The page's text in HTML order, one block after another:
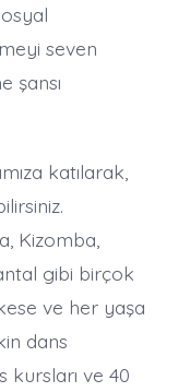
seven
şansı
katılarak,
Kizomba,
gibi birçok
ve her yaşa
dans
kursları ve 40